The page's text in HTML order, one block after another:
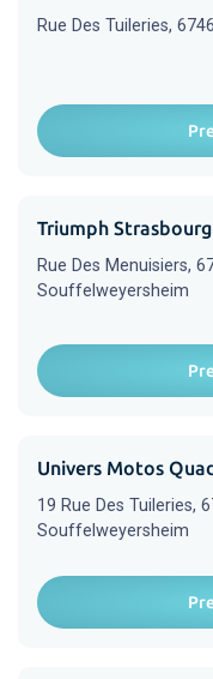
Rue Des Tuileries,
Triumph Strasbourg
Rue Des Menuisiers,
Souffelweyersheim
Univers Motos
19 Rue Des Tuileries,
Souffelweyersheim